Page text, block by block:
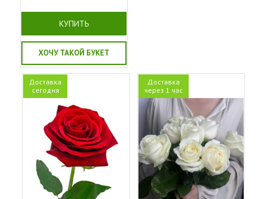
КУПИТЬ
ХОЧУ ТАКОЙ БУКЕТ
Доставка
сегодня
Доставка
через 1 час